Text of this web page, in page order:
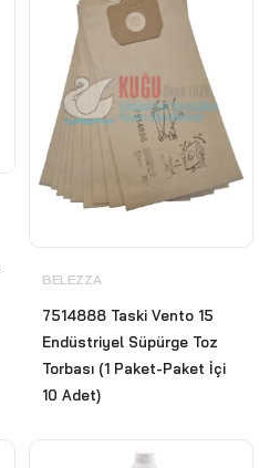
BELEZZA
7514888 Taski Vento 15
Endüstriyel Süpürge Toz
Torbası (1 Paket-Paket İçi
10 Adet)